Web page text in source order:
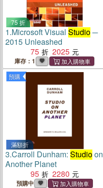
75 折
1.Microsoft Visual Studio─
2015 Unleashed
75
2025
庫存：1
預購
滿額折
3.Carroll Dunham: Studioon
Another Planet
95
2280
預購中